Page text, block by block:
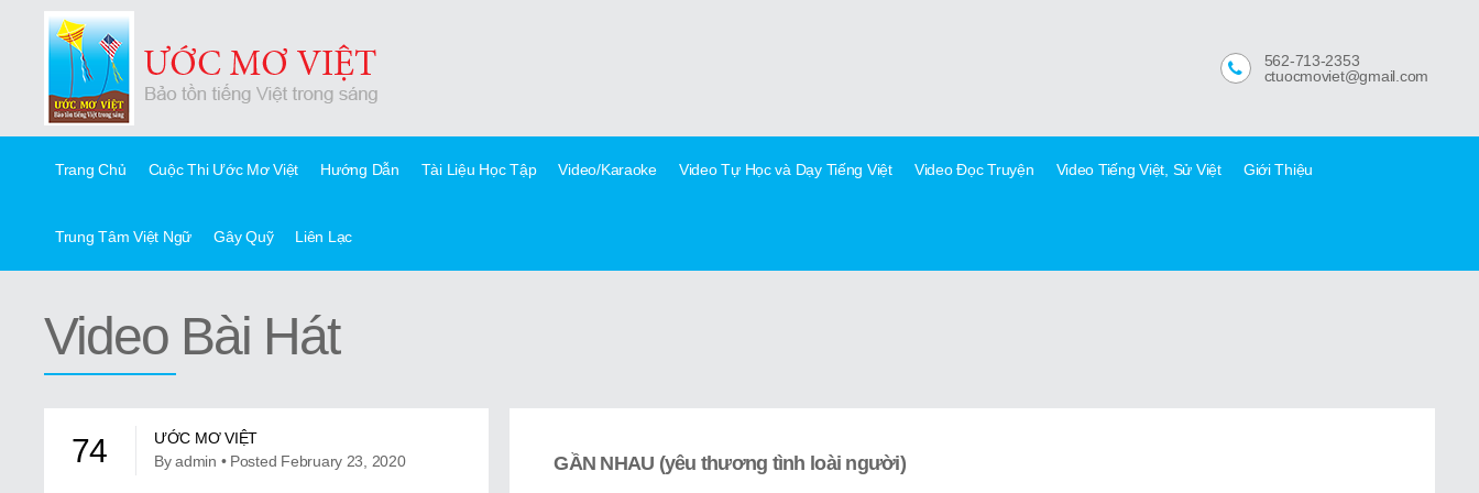
562-713-2353
ctuocmoviet@gmail.com
Trang Chủ Cuộc Thi Ước Mơ Việt Hướng Dẫn Tài Liệu Học Tập Video/Karaoke Video Tự Học và Dạy Tiếng Việt Video Đọc Truyện Video Tiếng Việt, Sử Việt Giới Thiệu
Trung Tâm Việt Ngữ Gây Quỹ Liên Lạc
Video Bài Hát
74
ƯỚC MƠ VIỆT
By admin • Posted February 23, 2020
GẦN NHAU (yêu thương tình loài người)